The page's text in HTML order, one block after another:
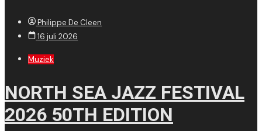
Philippe De Cleen
16 juli 2026
Muziek
NORTH SEA JAZZ FESTIVAL
2026 50TH EDITION